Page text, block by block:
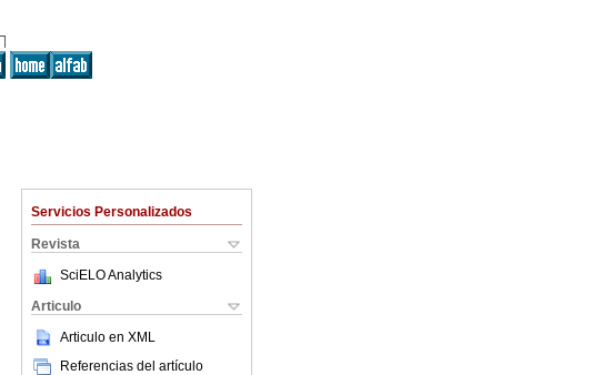
Servicios Personalizados
Revista
SciELO Analytics
Articulo
Articulo en XML
Referencias del artículo